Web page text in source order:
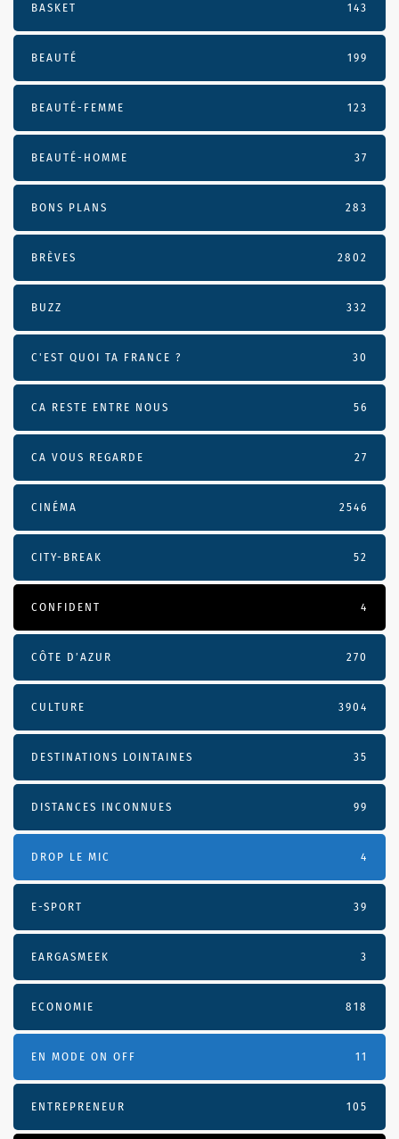
BASKET 143
BEAUTÉ 199
BEAUTÉ-FEMME 123
BEAUTÉ-HOMME 37
BONS PLANS 283
BRÈVES 2802
BUZZ 332
C'EST QUOI TA FRANCE ? 30
CA RESTE ENTRE NOUS 56
CA VOUS REGARDE 27
CINÉMA 2546
CITY-BREAK 52
CONFIDENT 4
CÔTE D’AZUR 270
CULTURE 3904
DESTINATIONS LOINTAINES 35
DISTANCES INCONNUES 99
DROP LE MIC 4
E-SPORT 39
EARGASMEEK 3
ECONOMIE 818
EN MODE ON OFF 11
ENTREPRENEUR 105